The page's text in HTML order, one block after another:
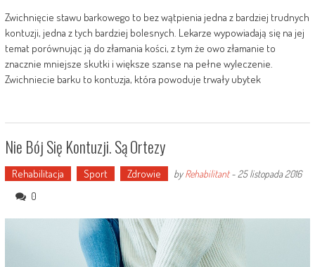
Zwichnięcie stawu barkowego to bez wątpienia jedna z bardziej trudnych
kontuzji, jedna z tych bardziej bolesnych. Lekarze wypowiadają się na jej
temat porównując ją do złamania kości, z tym że owo złamanie to
znacznie mniejsze skutki i większe szanse na pełne wyleczenie.
Zwichniecie barku to kontuzja, która powoduje trwały ubytek
Nie Bój Się Kontuzji. Są Ortezy
Rehabilitacja Sport Zdrowie byRehabilitant- 25 listopada 2016
0